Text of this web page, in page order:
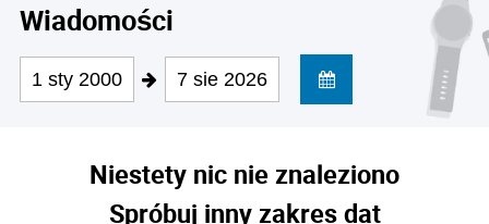
Wiadomości
1 sty 2000 7 sie 2026
Niestety nic nie znaleziono
Spróbuj inny zakres dat